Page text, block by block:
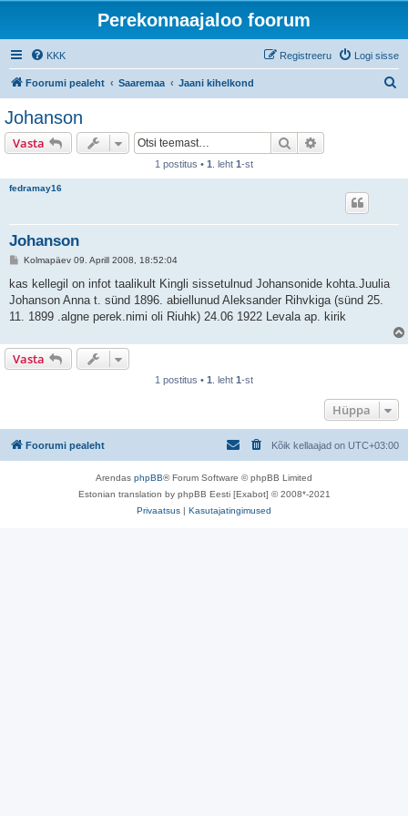
Perekonnaajaloo foorum
KKK Logi sisse
Registreeru
Foorumi pealeht Saaremaa Jaani kihelkond
Johanson
Vasta Otsi
1 postitus • 1 . leht 1-st
fedramay16
Johanson
P
s
i
Kolmapäev 09. Aprill 2008, 18:52:04
kas kellegil on infot taalikult Kingli sissetulnud Johansonide kohta.Juulia
Johanson Anna t. sünd 1896. abiellunud Aleksander Rihvkiga (sünd 25.
11. 1899 .algne perek.nimi oli Riuhk) 24.06 1922 Levala ap. kirik
Vasta
1 postitus • 1 . leht 1-st
Hüppa
Foorumi pealeht Kõik kellaajad on UTC+03:00
Arendas phpBB® Forum Software © phpBB Limited
Estonian translation by phpBB Eesti [Exabot] © 2008*-2021
Privaatsus | Kasutajatingimused